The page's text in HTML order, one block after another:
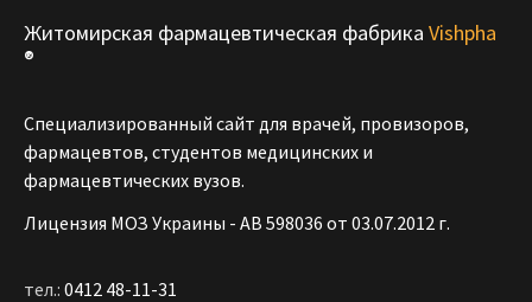
Житомирская фармацевтическая фабрика Vishpha
®
Специализированный сайт для врачей, провизоров,
фармацевтов, студентов медицинских и
фармацевтических вузов.
Лицензия МОЗ Украины - АВ 598036 от 03.07.2012 г.
тел.: 0412 48-11-31